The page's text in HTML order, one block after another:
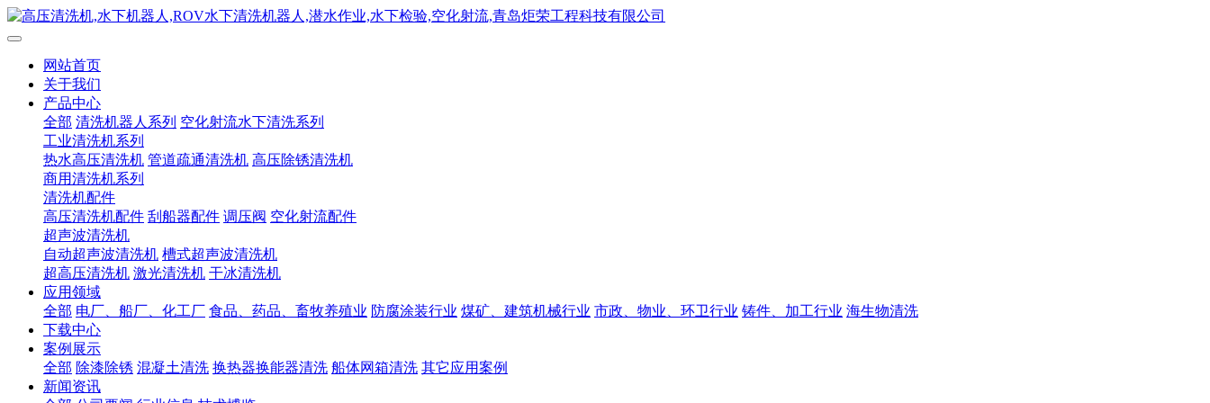
网站首页
关于我们
产品中心
全部 清洗机器人系列 空化射流水下清洗系列
工业清洗机系列
热水高压清洗机 管道疏通清洗机 高压除锈清洗机
商用清洗机系列
清洗机配件
高压清洗机配件 刮船器配件 调压阀 空化射流配件
超声波清洗机
自动超声波清洗机 槽式超声波清洗机
超高压清洗机 激光清洗机 干冰清洗机
应用领域
全部 电厂、船厂、化工厂 食品、药品、畜牧养殖业 防腐涂装行业 煤矿、建筑机械行业 市政、物业、环卫行业 铸件、加工行业 海生物清洗
下载中心
案例展示
全部 除漆除锈 混凝土清洗 换热器换能器清洗 船体网箱清洗 其它应用案例
新闻资讯